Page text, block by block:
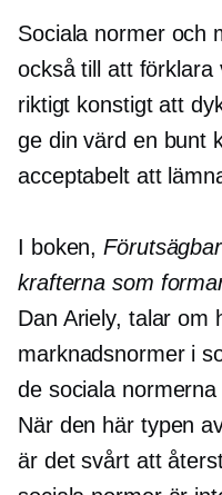
Sociala normer och
också till att förklara
riktigt konstigt att
ge din värd en bunt
acceptabelt att
I boken,
krafterna som
Dan Ariely, talar om
marknadsnormer i
de sociala
När den här typen
är det svårt att